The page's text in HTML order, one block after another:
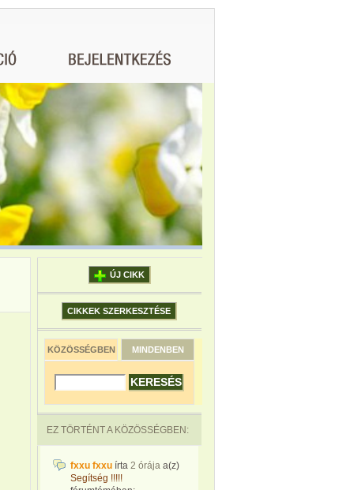
ÚJ CIKK
CIKKEK SZERKESZTÉSE
KÖZÖSSÉGBEN MINDENBEN
EZ TÖRTÉNT A KÖZÖSSÉGBEN:
fxxu fxxu írta 2 órája a(z)
Segítség !!!!!